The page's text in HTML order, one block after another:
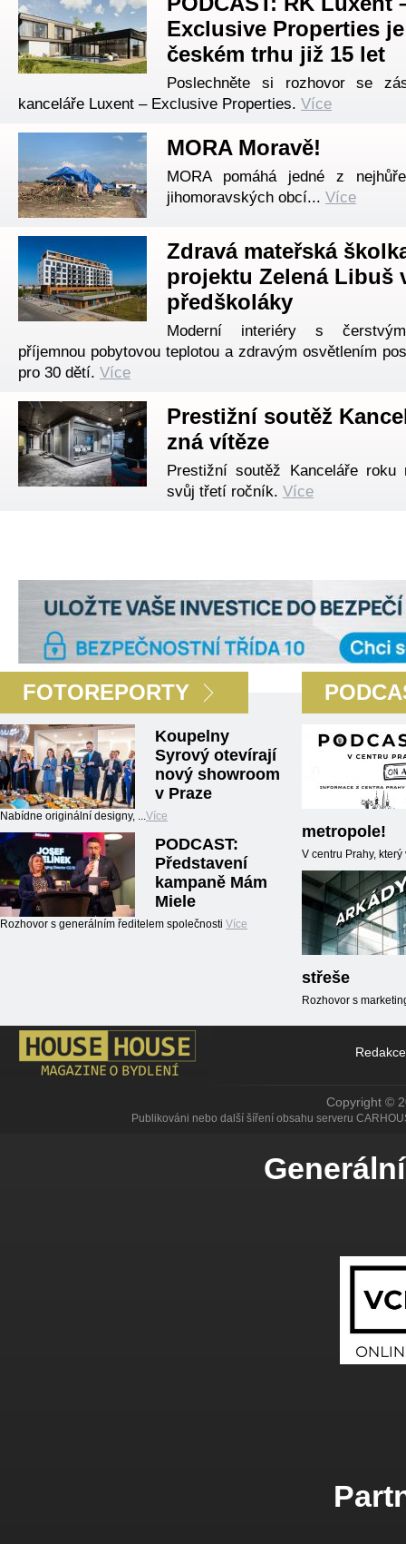
Exclusive Properties
českém trhu již 15 let
Poslechněte si rozhovor se
kanceláře Luxent – Exclusive Properties. Více
MORA Moravě!
MORA pomáhá jedné z
jihomoravských obcí... Více
Zdravá mateřská
projektu Zelená Libuš
předškoláky
Moderní interiéry s
příjemnou pobytovou teplotou a zdravým osvětlením
pro 30 dětí. Více
Prestižní soutěž
zná vítěze
Prestižní soutěž Kanceláře roku
svůj třetí ročník. Více
FOTOREPORTY
Koupelny
Syrový otevírají
nový showroom
v Praze
Nabídne originální designy, ...Více
PODCAST:
Představení
kampaně Mám
Miele
Rozhovor s generálním ředitelem společnosti Více
metropole!
V centru Prahy,
střeše
Rozhovor s
Redakce
Copyright ©
Publikováni nebo další šíření obsahu serveru